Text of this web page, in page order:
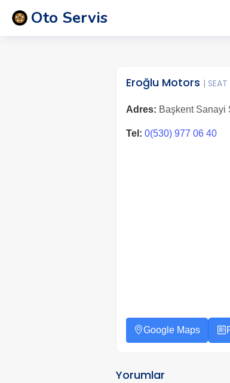
Oto Servis
Eroğlu Motors | SEAT
Adres: Başkent Sanayi
Tel: 0(530) 977 06 40
Google Maps
Yorumlar